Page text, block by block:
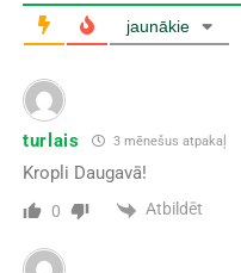
jaunākie
turlais 3 mēnešus atpakaļ
Kropli Daugavā!
0 Atbildēt